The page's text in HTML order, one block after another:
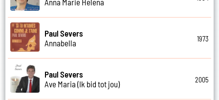
Paul Severs
Annabella
1973
Paul Severs
Ave Maria (Ik bid tot jou)
2005